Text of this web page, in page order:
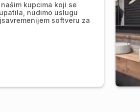
kupcima koji se
nudimo uslugu
softveru za